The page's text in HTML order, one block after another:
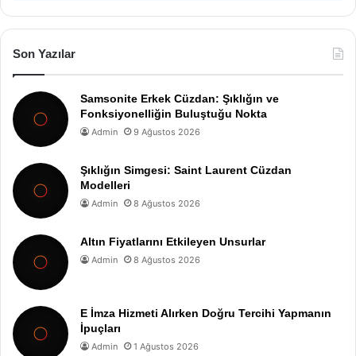
Son Yazılar
Samsonite Erkek Cüzdan: Şıklığın ve
Fonksiyonelliğin Buluştuğu Nokta
Admin 9 Ağustos 2026
Şıklığın Simgesi: Saint Laurent Cüzdan
Modelleri
Admin 8 Ağustos 2026
Altın Fiyatlarını Etkileyen Unsurlar
Admin 8 Ağustos 2026
E İmza Hizmeti Alırken Doğru Tercihi Yapmanın
İpuçları
Admin 1 Ağustos 2026